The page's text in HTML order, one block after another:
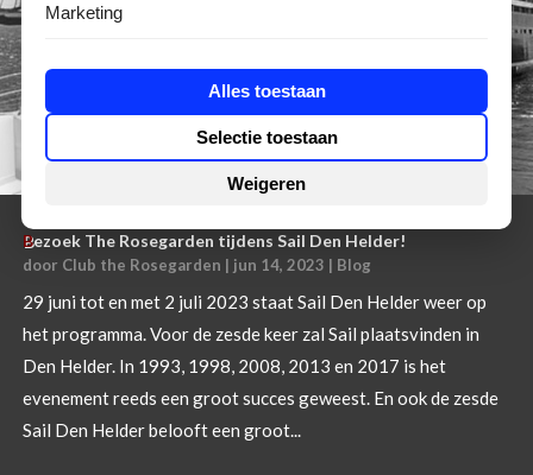
Bezoek The Rosegarden tijdens Sail Den Helder!
door Club the Rosegarden | jun 14, 2023 | Blog
29 juni tot en met 2 juli 2023 staat Sail Den Helder weer op
het programma. Voor de zesde keer zal Sail plaatsvinden in
Den Helder. In 1993, 1998, 2008, 2013 en 2017 is het
evenement reeds een groot succes geweest. En ook de zesde
Sail Den Helder belooft een groot...
Marketing
Alles toestaan
Selectie toestaan
Weigeren